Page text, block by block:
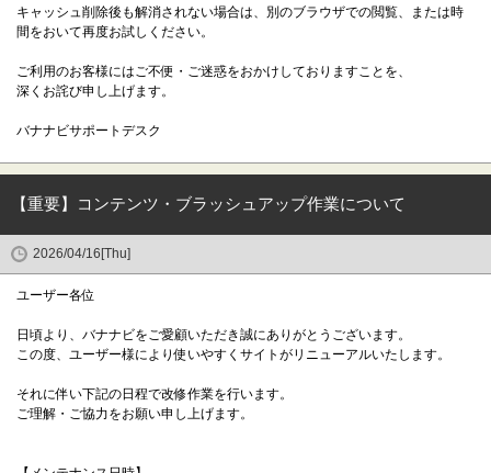
キャッシュ削除後も解消されない場合は、別のブラウザでの閲覧、または時
間をおいて再度お試しください。
ご利用のお客様にはご不便・ご迷惑をおかけしておりますことを、
深くお詫び申し上げます。
バナナビサポートデスク
【重要】コンテンツ・ブラッシュアップ作業について
2026/04/16[Thu]
ユーザー各位
日頃より、バナナビをご愛顧いただき誠にありがとうございます。
この度、ユーザー様により使いやすくサイトがリニューアルいたします。
それに伴い下記の日程で改修作業を行います。
ご理解・ご協力をお願い申し上げます。